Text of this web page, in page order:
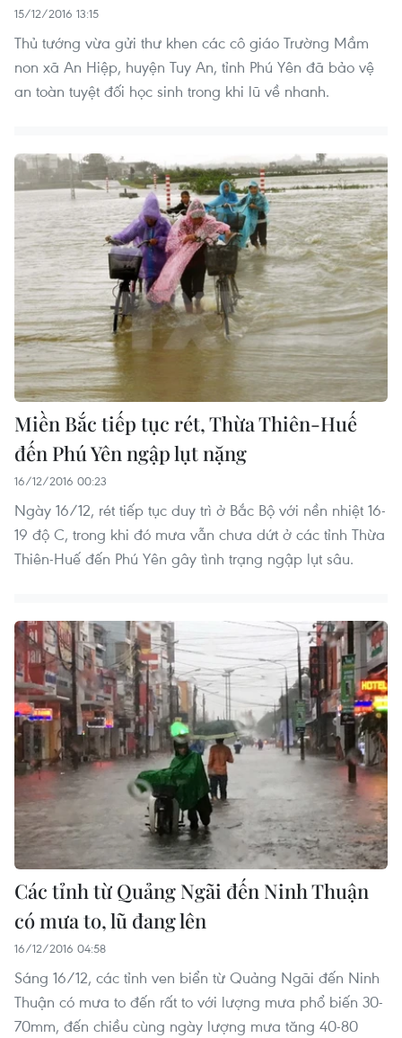
15/12/2016 13:15
Thủ tướng vừa gửi thư khen các cô giáo Trường Mầm
non xã An Hiệp, huyện Tuy An, tỉnh Phú Yên đã bảo vệ
an toàn tuyệt đối học sinh trong khi lũ về nhanh.
Miền Bắc tiếp tục rét, Thừa Thiên-Huế
đến Phú Yên ngập lụt nặng
16/12/2016 00:23
Ngày 16/12, rét tiếp tục duy trì ở Bắc Bộ với nền nhiệt 16-
19 độ C, trong khi đó mưa vẫn chưa dứt ở các tỉnh Thừa
Thiên-Huế đến Phú Yên gây tình trạng ngập lụt sâu.
Các tỉnh từ Quảng Ngãi đến Ninh Thuận
có mưa to, lũ đang lên
16/12/2016 04:58
Sáng 16/12, các tỉnh ven biển từ Quảng Ngãi đến Ninh
Thuận có mưa to đến rất to với lượng mưa phổ biến 30-
70mm, đến chiều cùng ngày lượng mưa tăng 40-80